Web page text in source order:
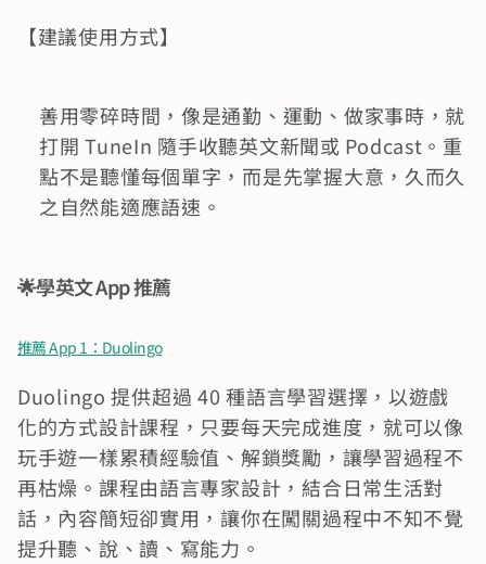
【建議使用方式】
善用零碎時間，像是通勤、運動、做家事時，就
打開 TuneIn 隨手收聽英文新聞或 Podcast。重
點不是聽懂每個單字，而是先掌握大意，久而久
之自然能適應語速。
🌟學英文 App 推薦
推薦 App 1：Duolingo
Duolingo 提供超過 40 種語言學習選擇，以遊戲
化的方式設計課程，只要每天完成進度，就可以像
玩手遊一樣累積經驗值、解鎖獎勵，讓學習過程不
再枯燥。課程由語言專家設計，結合日常生活對
話，內容簡短卻實用，讓你在闖關過程中不知不覺
提升聽、說、讀、寫能力。